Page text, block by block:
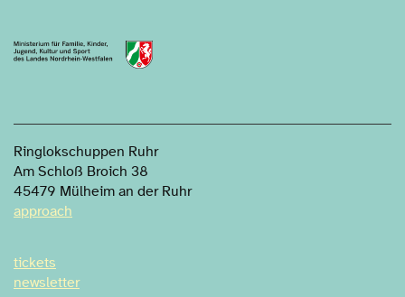
Ringlokschuppen Ruhr
Am Schloß Broich 38
45479 Mülheim an der Ruhr
approach
tickets
newsletter